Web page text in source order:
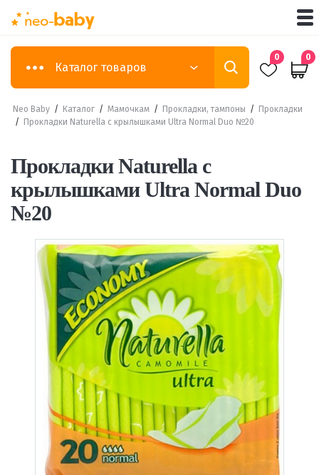
Каталог товаров
0 0
Neo Baby / Каталог / Мамочкам / Прокладки, тампоны /
Прокладки
/
Прокладки Naturella с крылышками Ultra Normal Duo №20
Прокладки Naturella с
крылышками Ultra Normal Duo
№20